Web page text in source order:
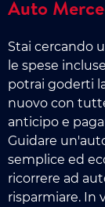
Auto
Stai cercando
le spese
potrai goderti
nuovo con
anticipo e
Guidare
semplice ed
ricorrere ad
risparmiare. In